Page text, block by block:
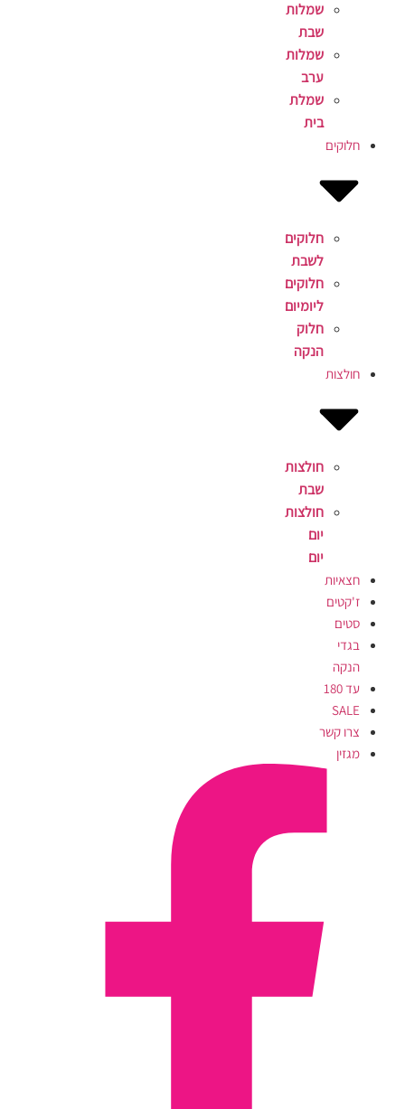
שמלות
שבת
שמלות
ערב
שמלת
בית
חלוקים
חלוקים
לשבת
חלוקים
ליומיום
חלוק
הנקה
חולצות
חולצות
שבת
חולצות
יום
יום
חצאיות
ז'קטים
סטים
בגדי
הנקה
עד 180
SALE
צרו קשר
מגזין